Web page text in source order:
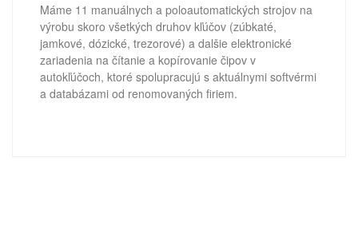
Máme 11 manuálnych a poloautomatických strojov na
výrobu skoro všetkých druhov kľúčov (zúbkaté,
jamkové, dózické, trezorové) a dalšie elektronické
zariadenia na čítanie a kopírovanie čipov v
autokľúčoch, ktoré spolupracujú s aktuálnymi softvérmi
a databázami od renomovaných firiem.